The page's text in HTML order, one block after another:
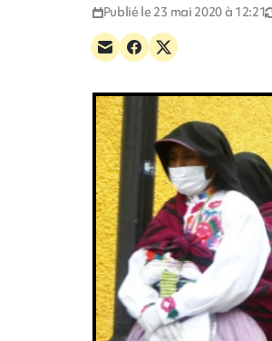
Publié le 23 mai 2020 à 12:21